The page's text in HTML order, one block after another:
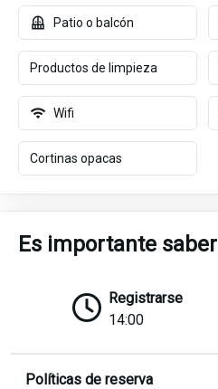
Patio o balcón
Productos de limpieza
Wifi
Cortinas opacas
Es importante saber
Registrarse
14:00
Políticas de reserva